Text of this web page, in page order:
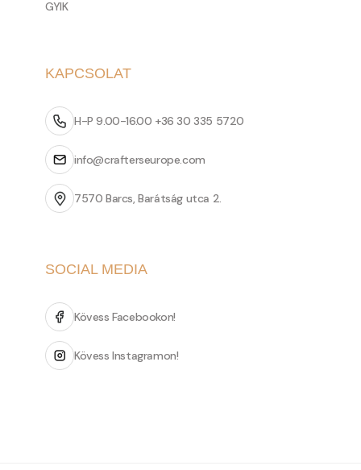
GYIK
KAPCSOLAT
H-P 9.00-16.00 +36 30 335 5720
info@crafterseurope.com
7570 Barcs, Barátság utca 2.
SOCIAL MEDIA
Kövess Facebookon!
Kövess Instagramon!